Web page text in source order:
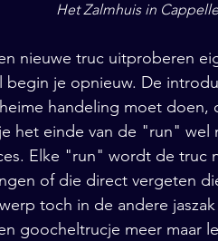
Het Zalmhuis in
nieuwe truc uitproberen
begin je opnieuw. De
handeling moet
het einde van de "run"
Elke "run" wordt de
of die direct vergeten
toch in de andere
goocheltrucje meer maar